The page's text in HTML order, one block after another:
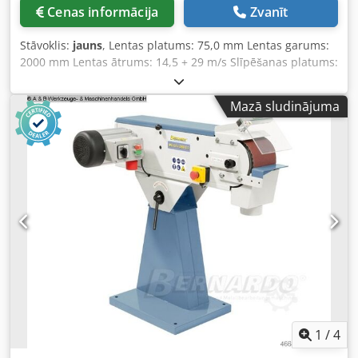
Tellus 46 - Dzesēšanas sistēma - Ātrās maiņas instrumentu
turētāja zonā - Maināmie zobrati - Samazinātājuzmava -
Skaidu siena - Kabeļa vadība caur enerģijas ķēdi - Darba
Cenas informācija Zvanīt
Stāvoklis: jauns, Lentas platums: 75,0 mm Lentas garums:
2000 mm Lentas ātrums: 14,5 + 29 m/s Slīpēšanas platums:
460 x 75 Plantisch mm Izplūdes uzmavas diametrs: 100
mm Kopējais jaudas patēriņš: 3,0 kW, 100% S4 Iekārtas
svars apm.: 67,0 kg Izmēri (G x P x A): 1080 x 440 x 1000
mm Standarta komplektācijā ar 2 ātrumiem, optimāli
piemērots nerūsējošā tērauda slīpēšanai Īpašības: - Labas
slīpēšanas īpašības, pateicoties augstam lentas ātrumam -
Ātrā regulēšana horizontālai un slīpai pozīcijai -
Nepārtraukta plaknes slīpēšanas virsma optimālai garu
detaļu apstrādei - Pastāvīgs lentas spriegums, pateicoties
atsperes darba spriegošas sistēmas izmantošanai -
Universāli izmantojams malu, plakņu un apaļo detaļu
slīpēšanai - Iekļauta ātrās spriegošanas sistēma ātrai
lentas nomaiņai - Vienkārša paralēlas lentas gājiena
regulēšana ar regulēšanas skrūvi - Grafīta pārklājums uz
plaknes slīpēšanas virsmas uzlabo lentas slīdes īpašības
Komplektā ietilpst: - Slīpēšanas lente K 80 - Atverams
aizsargstikls - Slīpēšanas un balsta galds - Sagataves
Mazā sludinājuma
1 /4